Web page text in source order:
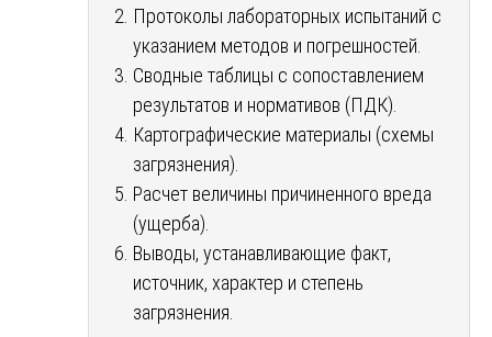
Протоколы лабораторных испытаний с
указанием методов и погрешностей.
Сводные таблицы с сопоставлением
результатов и нормативов (ПДК).
Картографические материалы (схемы
загрязнения).
Расчет величины причиненного вреда
(ущерба).
Выводы, устанавливающие факт,
источник, характер и степень
загрязнения.